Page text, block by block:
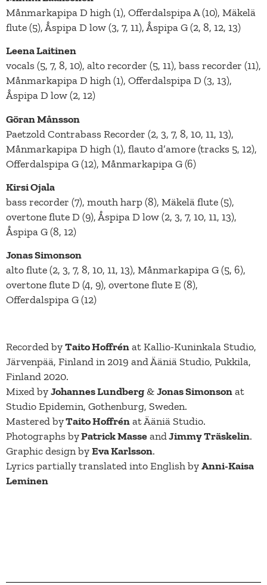
Månmarkapipa D high (1), Offerdalspipa A (10), Mäkelä
flute (5), Åspipa D low (3, 7, 11), Åspipa G (2, 8, 12, 13)
Leena Laitinen
vocals (5, 7, 8, 10), alto recorder (5, 11), bass recorder (11),
Månmarkapipa D high (1), Offerdalspipa D (3, 13),
Åspipa D low (2, 12)
Göran Månsson
Paetzold Contrabass Recorder (2, 3, 7, 8, 10, 11, 13),
Månmarkapipa D high (1), flauto d’amore (tracks 5, 12),
Offerdalspipa G (12), Månmarkapipa G (6)
Kirsi Ojala
bass recorder (7), mouth harp (8), Mäkelä flute (5),
overtone flute D (9), Åspipa D low (2, 3, 7, 10, 11, 13),
Åspipa G (8, 12)
Jonas Simonson
alto flute (2, 3, 7, 8, 10, 11, 13), Månmarkapipa G (5, 6),
overtone flute D (4, 9), overtone flute E (8),
Offerdalspipa G (12)
Recorded byTaito Hoffrénat Kallio-Kuninkala Studio,
Järvenpää, Finland in 2019 and Ääniä Studio, Pukkila,
Finland 2020.
Mixed byJohannes Lundberg &Jonas Simonsonat
Studio Epidemin, Gothenburg, Sweden.
Mastered byTaito Hoffrénat Ääniä Studio.
Photographs byPatrick MasseandJimmy Träskelin.
Graphic design byEva Karlsson.
Lyrics partially translated into English byAnni-Kaisa
Leminen